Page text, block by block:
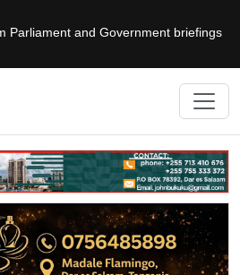
Parliament and Government briefings